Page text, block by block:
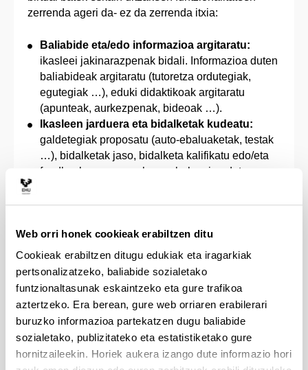
Web orri honek cookieak erabiltzen ditu
Cookieak erabiltzen ditugu edukiak eta iragarkiak
pertsonalizatzeko, baliabide sozialetako
funtzionaltasunak eskaintzeko eta gure trafikoa
aztertzeko. Era berean, gure web orriaren erabilerari
buruzko informazioa partekatzen dugu baliabide
sozialetako, publizitateko eta estatistiketako gure
hornitzaileekin. Horiek aukera izango dute informazio hori
zerrenda ageri da- ez da zerrenda itxia:
Baliabide eta/edo informazioa argitaratu:
ikasleei jakinarazpenak bidali. Informazioa duten
baliabideak argitaratu (tutoretza ordutegiak,
egutegiak …), eduki didaktikoak argitaratu
(apunteak, aurkezpenak, bideoak …).
Ikasleen jarduera eta bidalketak kudeatu:
galdetegiak proposatu (auto-ebaluaketak, testak
…), bidalketak jaso, bidalketa kalifikatu edo/eta
feedback eman, parekoen ebaluazioa duten
ikasleak taldeka antolatzeko aukerak konfiguratu.
eta zalantza foroak, wikiak, formularioen bidez
ikasleen ekarpenak jaso (datu baseak),
glosategiak.
Prozesua dinamizatu eta jarraipena eman:
estatistikak eta aurrerapen taulak kontsultatu,
baliabideetara edo ikastaroko ataletara sarbide
baldintzak ezarri, dominak lortzeko erronka eta
baldintzak ezarri, bilera birtualak sortu,
kontsulta/inkestak proposatu, tutoretza edo beste